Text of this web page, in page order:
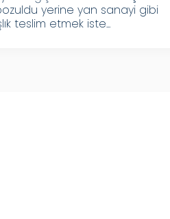
yerine yan sanayi gibi
teslim etmek iste...